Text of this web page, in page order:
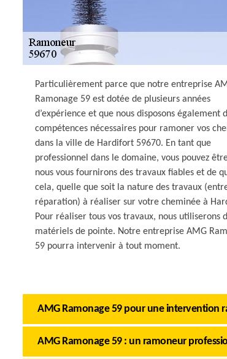
Particulièrement parce que notre entreprise
Ramonage 59 est dotée de plusieurs années
d’expérience et que nous disposons également
compétences nécessaires pour ramoner vos
dans la ville de Hardifort 59670. En tant que
professionnel dans le domaine, vous pouvez
nous vous fournirons des travaux fiables et de
cela, quelle que soit la nature des travaux
réparation) à réaliser sur votre cheminée à
Pour réaliser tous vos travaux, nous utiliserons
matériels de pointe. Notre entreprise AMG
59 pourra intervenir à tout moment.
AMG Ramonage 59 pour une intervention
AMG Ramonage 59 : un ramoneur